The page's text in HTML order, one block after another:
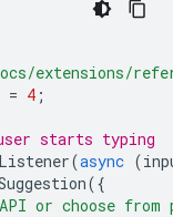
extensions/
= 4 ;
starts typing
(async (
({
or choose from